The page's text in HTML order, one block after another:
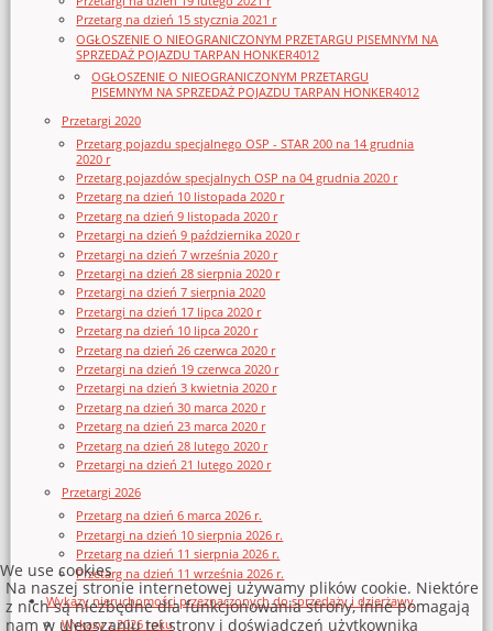
Przetarg na dzień 15 stycznia 2021 r
OGŁOSZENIE O NIEOGRANICZONYM PRZETARGU PISEMNYM NA
SPRZEDAŻ POJAZDU TARPAN HONKER4012
OGŁOSZENIE O NIEOGRANICZONYM PRZETARGU
PISEMNYM NA SPRZEDAŻ POJAZDU TARPAN HONKER4012
Przetargi 2020
Przetarg pojazdu specjalnego OSP - STAR 200 na 14 grudnia
2020 r
Przetarg pojazdów specjalnych OSP na 04 grudnia 2020 r
Przetarg na dzień 10 listopada 2020 r
Przetarg na dzień 9 listopada 2020 r
Przetargi na dzień 9 października 2020 r
Przetargi na dzień 7 września 2020 r
Przetargi na dzień 28 sierpnia 2020 r
Przetargi na dzień 7 sierpnia 2020
Przetargi na dzień 17 lipca 2020 r
Przetarg na dzień 10 lipca 2020 r
Przetarg na dzień 26 czerwca 2020 r
Przetargi na dzień 19 czerwca 2020 r
Przetargi na dzień 3 kwietnia 2020 r
Przetarg na dzień 30 marca 2020 r
Przetarg na dzień 23 marca 2020 r
Przetarg na dzień 28 lutego 2020 r
Przetargi na dzień 21 lutego 2020 r
Przetargi 2026
Przetarg na dzień 6 marca 2026 r.
Przetargi na dzień 10 sierpnia 2026 r.
Przetarg na dzień 11 sierpnia 2026 r.
Przetarg na dzień 11 września 2026 r.
Wykazy nieruchomości przeznaczonych do sprzedaży i dzierżawy
Wykazy z 2026 roku
We use cookies
Na naszej stronie internetowej używamy plików cookie. Niektóre
z nich są niezbędne dla funkcjonowania strony, inne pomagają
nam w ulepszaniu tej strony i doświadczeń użytkownika